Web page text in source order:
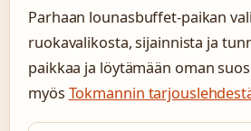
Parhaan lounasbuffet-paikan
ruokavalikosta, sijainnista ja
paikkaa ja löytämään oman
myös Tokmannin